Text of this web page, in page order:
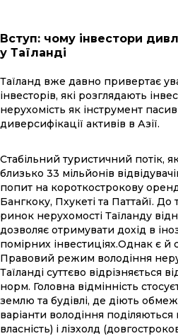
Вступ: чому інвестори
у Таїланді
Таїланд вже давно привертає
інвесторів, які розглядають
нерухомість як інструмент
диверсифікації активів в Азії.
Стабільний туристичний потік,
близько 33 мільйонів
попит на короткострокову
Бангкоку, Пхукеті та Паттайї. До
ринок нерухомості Таїланду
дозволяє отримувати дохід в
помірних інвестиціях.Однак є й
Правовий режим володіння
Таїланді суттєво відрізняється
норм. Головна відмінність
землю та будівлі, де діють
варіанти володіння
власність) і лізхолд